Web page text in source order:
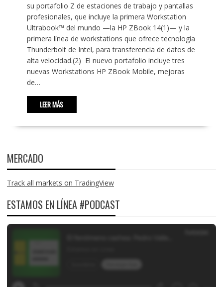
su portafolio Z de estaciones de trabajo y pantallas
profesionales, que incluye la primera Workstation
Ultrabook™ del mundo —la HP ZBook 14(1)— y la
primera línea de workstations que ofrece tecnología
Thunderbolt de Intel, para transferencia de datos de
alta velocidad.(2) El nuevo portafolio incluye tres
nuevas Workstations HP ZBook Mobile, mejoras
de…
LEER MÁS
MERCADO
Track all markets on TradingView
ESTAMOS EN LÍNEA #PODCAST